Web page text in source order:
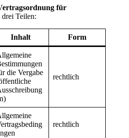
für
drei Teilen:
Inhalt Form
die Vergabe
rechtlich
rechtlich